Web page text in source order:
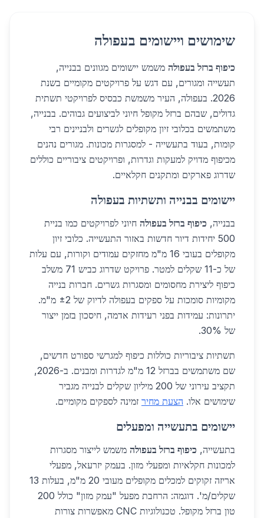
שימושים ויישומים בעפולה
כיפוף ברזל בעפולה משמש יישומים מגוונים בבנייה,
תעשייה ומגורים, עם דגש על פרויקטים מקומיים בשנת
2026. בעפולה, העיר משמשת כבסיס לפרויקטי תשתית
גדולים, שבהם ברזל מקופל חיוני לביצועים גבוהים. בבנייה,
משתמשים בכלובי זיון מקופלים לגשרים ולבניינים רבי
קומות, בעוד בתעשייה - למסגרות מכונות. מגורים נהנים
מכיפוף מדויק למעקות וגדרות, ופרויקטים ציבוריים כוללים
שדרוג פארקים ומתקנים חקלאיים.
יישומים בבנייה ותשתיות בעפולה
בבנייה, כיפוף ברזל בעפולה חיוני לפרויקטים כמו בניית
500 יחידות דיור חדשות באזור התעשייה. כלובי זיון
מקופלים בעובי 16 מ"מ מחזקים עמודים וקורות, עם עלות
של כ-11 שקלים למטר. פרויקט שדרוג כביש 71 משלב
כיפוף ליצירת מחסומים ומסגרות גשרים. חברות בנייה
מקומיות סומכות על ספקים בעפולה לדיוק של ±2 מ"מ.
יתרונות: עמידות בפני רעידות אדמה, חיסכון בזמן ייצור
של 30%.
תשתיות ציבוריות כוללות כיפוף למגרשי ספורט חדשים,
שם משתמשים בברזל 12 מ"מ לגדרות ומבנים. ב-2026,
תקציב עירוני של 200 מיליון שקלים לבנייה מגביר
שימושים אלו. הצעת מחיר זמינה לספקים מקומיים.
יישומים בתעשייה ומפעלים
בתעשייה, כיפוף ברזל בעפולה משמש לייצור מסגרות
למכונות חקלאיות ומפעלי מזון. בעמק יזרעאל, מפעלי
אריזה זקוקים למכלים מקופלים מעובי 20 מ"מ, בעלות 13
שקלים/מ'. דוגמה: הרחבת מפעל "עמק מזון" כולל 200
טון ברזל מקופל. טכנולוגיות CNC מאפשרות צורות